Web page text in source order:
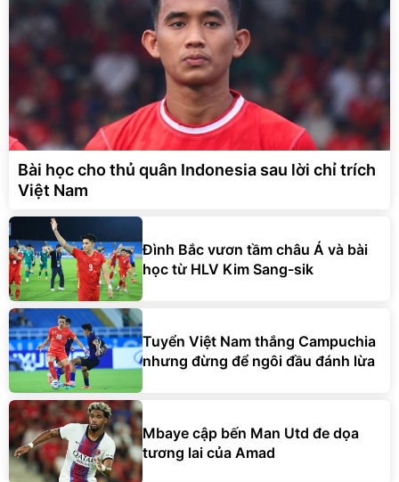
Bài học cho thủ quân Indonesia sau lời chỉ trích
Việt Nam
Đình Bắc vươn tầm châu Á và bài
học từ HLV Kim Sang-sik
Tuyển Việt Nam thắng Campuchia
nhưng đừng để ngôi đầu đánh lừa
Mbaye cập bến Man Utd đe dọa
tương lai của Amad